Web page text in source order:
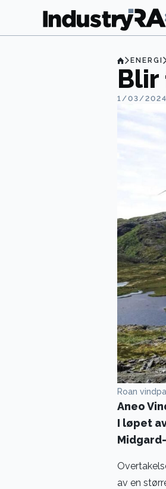
ENERGI
1/03/
Roan
Aneo
I løpet
av en